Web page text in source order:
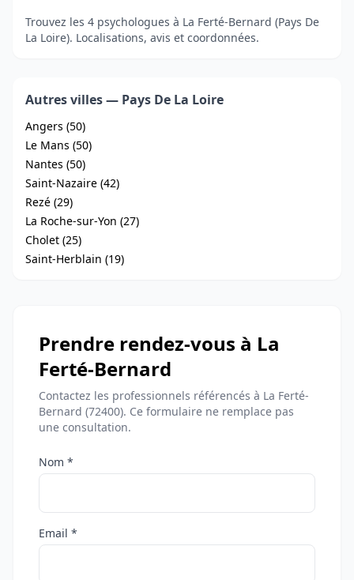
Trouvez les 4 psychologues à La Ferté-Bernard (Pays De
La Loire). Localisations, avis et coordonnées.
Autres villes — Pays De La Loire
Angers (50)
Le Mans (50)
Nantes (50)
Saint-Nazaire (42)
Rezé (29)
La Roche-sur-Yon (27)
Cholet (25)
Saint-Herblain (19)
Prendre rendez-vous à La
Ferté-Bernard
Contactez les professionnels référencés à La Ferté-
Bernard (72400). Ce formulaire ne remplace pas
une consultation.
Nom *
Email *